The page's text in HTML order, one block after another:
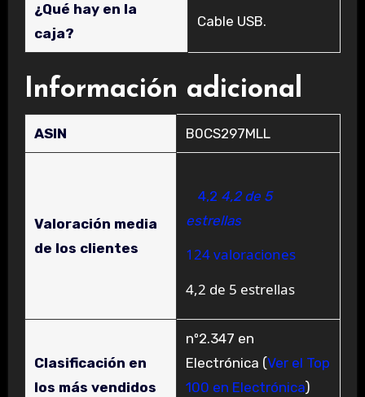
¿Qué hay en la
caja?
‎Cable USB.
Información adicional
ASIN B0CS297MLL
Valoración media
de los clientes
4,2 4,2 de 5
estrellas
124 valoraciones
4,2 de 5 estrellas
Clasificación en
los más vendidos
nº2.347 en
Electrónica (Ver el Top
100 en Electrónica)